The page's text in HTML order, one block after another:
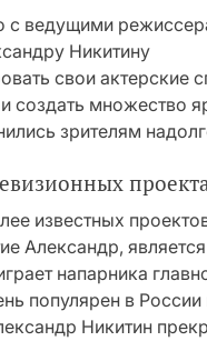
с ведущими
Никитину
свои актерские
создать множество
зрителям
известных
Александр,
напарника
популярен в России
Никитин